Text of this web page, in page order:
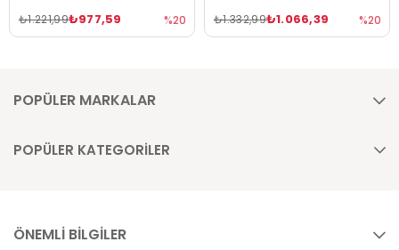
₺977,59
₺1.221,99 %20 ₺1.066,39
₺1.332,99 %20
POPÜLER MARKALAR
POPÜLER KATEGORİLER
ÖNEMLİ BİLGİLER